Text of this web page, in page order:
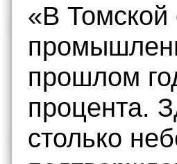
«В Томской
прошлом
процента.
столько